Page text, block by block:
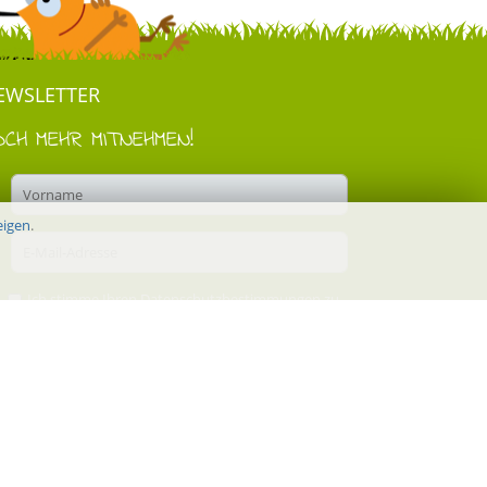
.
MEHR MITNEHMEN!
Ich stimme IhrenDatenschutzbestimmungenzu.